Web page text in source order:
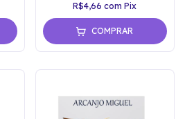
R$4,66com Pix
COMPRAR